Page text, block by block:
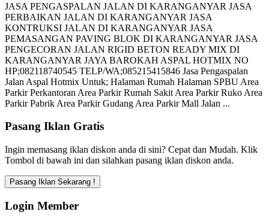
JASA PENGASPALAN JALAN DI KARANGANYAR JASA
PERBAIKAN JALAN DI KARANGANYAR JASA
KONTRUKSI JALAN DI KARANGANYAR JASA
PEMASANGAN PAVING BLOK DI KARANGANYAR JASA
PENGECORAN JALAN RIGID BETON READY MIX DI
KARANGANYAR JAYA BAROKAH ASPAL HOTMIX NO
HP;082118740545 TELP/WA;085215415846 Jasa Pengaspalan
Jalan Aspal Hotmix Untuk; Halaman Rumah Halaman SPBU Area
Parkir Perkantoran Area Parkir Rumah Sakit Area Parkir Ruko Area
Parkir Pabrik Area Parkir Gudang Area Parkir Mall Jalan ...
Pasang Iklan Gratis
Ingin memasang iklan diskon anda di sini? Cepat dan Mudah. Klik
Tombol di bawah ini dan silahkan pasang iklan diskon anda.
Login Member